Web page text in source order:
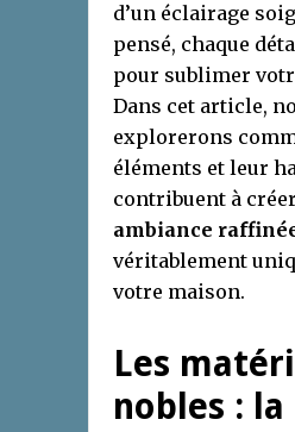
d’un éclairage
pensé, chaque
pour sublimer
Dans cet article,
explorerons
éléments et leur
contribuent à
ambiance
véritablement
votre maison.
Les
nobles : la